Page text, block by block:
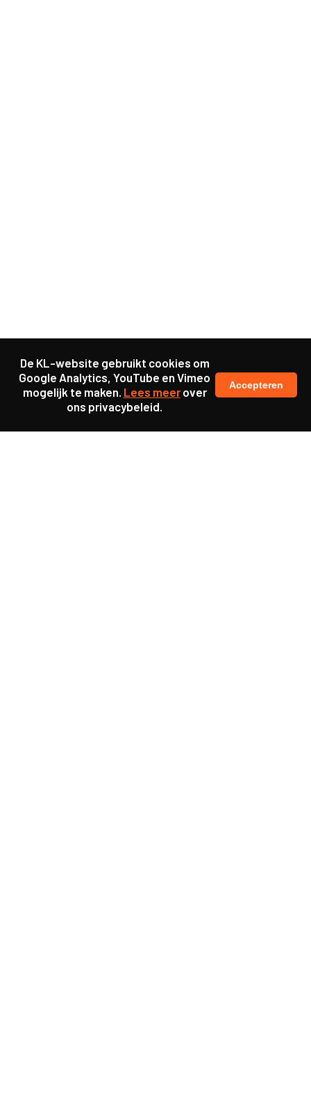
De KL-website gebruikt cookies om
Google Analytics, YouTube en Vimeo
mogelijk te maken. Lees meerover
ons privacybeleid.
Accepteren